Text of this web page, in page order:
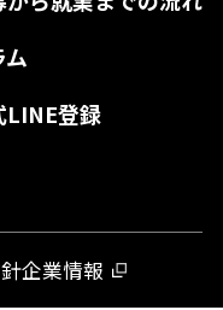
ム
LINE登録
企業情報